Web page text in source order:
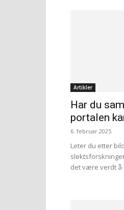
Artikler
Har du
portalen
6. februar 2025
Leter du etter
det være verdt å